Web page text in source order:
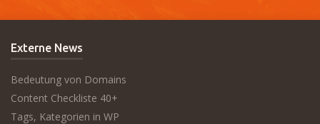
Externe News
Bedeutung von Domains
Content Checkliste 40+
Tags, Kategorien in WP